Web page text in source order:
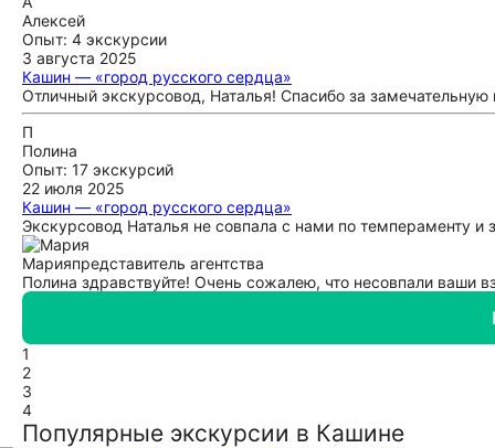
Алексей
Опыт: 4 экскурсии
3 августа 2025
Кашин — «город русского сердца»
Отличный экскурсовод, Наталья! Спасибо за
П
Полина
Опыт: 17 экскурсий
22 июля 2025
Кашин — «город русского сердца»
Экскурсовод Наталья не совпала с нами по темпераменту и
Марияпредставитель агентства
Полина здравствуйте! Очень сожалею, что несовпали ваши
1
2
3
4
Популярные экскурсии в Кашине